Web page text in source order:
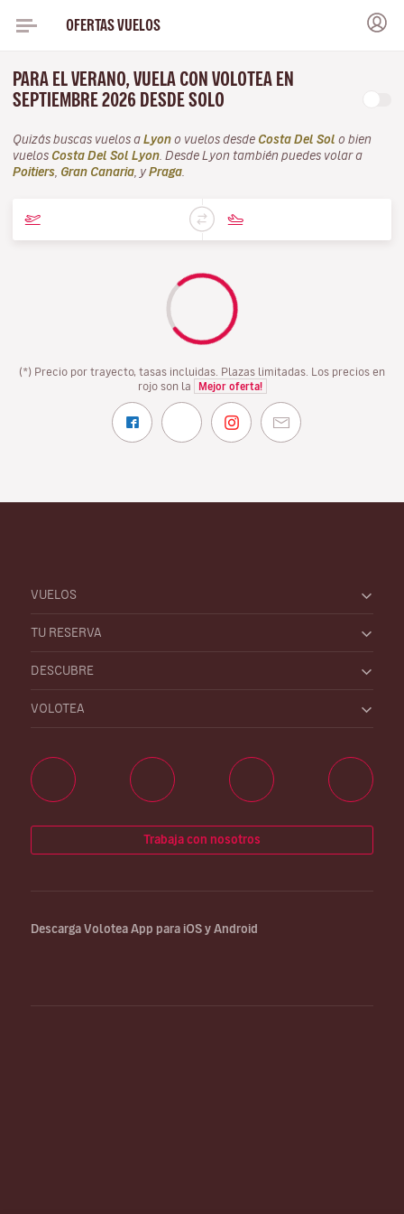
OFERTAS VUELOS
PARA EL VERANO, VUELA CON VOLOTEA EN
SEPTIEMBRE 2026 DESDE SOLO
Quizás buscas vuelos a Lyon o vuelos desde Costa Del Sol o bien
vuelos Costa Del Sol Lyon . Desde Lyon también puedes volar a
Poitiers Gran Canaria , y Praga
(*) Precio por trayecto, tasas incluidas. Plazas limitadas. Los precios en
rojo son la
Mejor oferta!
VUELOS
TU RESERVA
DESCUBRE
VOLOTEA
Trabaja con nosotros
Descarga Volotea App para iOS y Android